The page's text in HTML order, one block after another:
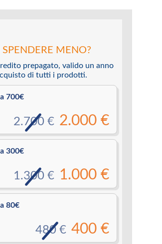
MENO?
prepagato, valido un anno
di tutti i prodotti.
700€
2.000 €
2.700 €
300€
1.000 €
1.300 €
80€
400 €
480 €